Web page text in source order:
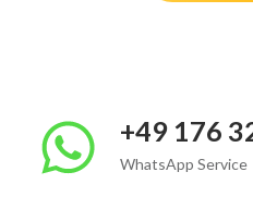
+49 176
WhatsApp Service